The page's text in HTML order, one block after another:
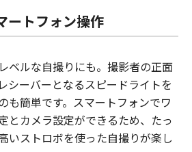
ートフォン操作
ベルな自撮りにも。撮影者の正面
シーバーとなるスピードライトを
も簡単です。スマートフォンでワ
とカメラ設定ができるため、たっ
いストロボを使った自撮りが楽し